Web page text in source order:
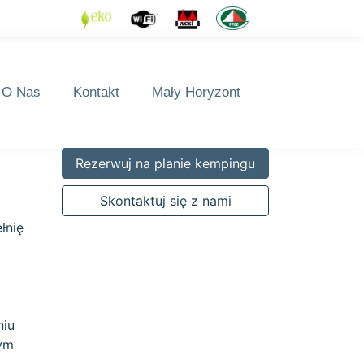
O Nas Kontakt Mały Horyzont
Rezerwuj na planie kempingu
Skontaktuj się z nami